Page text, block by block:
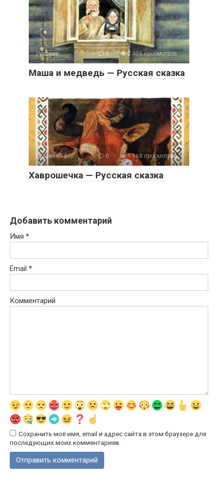
Русские 0 2 488 просмотров
Маша и медведь — Русская сказка
Русские 0 1 168 просмотров
Хаврошечка — Русская сказка
Добавить комментарий
Имя *
Email *
Комментарий
Сохранить моё имя, email и адрес сайта в этом браузере для
последующих моих комментариев.